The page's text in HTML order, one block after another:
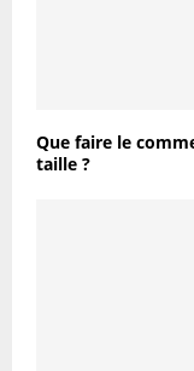
Que faire le
taille ?